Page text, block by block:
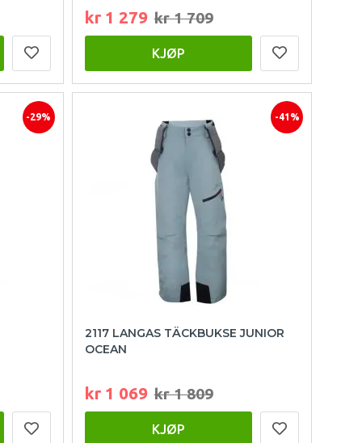
kr 1 279 kr 1 709
KJØP
-29% -41%
2117 LANGAS TÄCKBUKSE JUNIOR
OCEAN
kr 1 069 kr 1 809
KJØP